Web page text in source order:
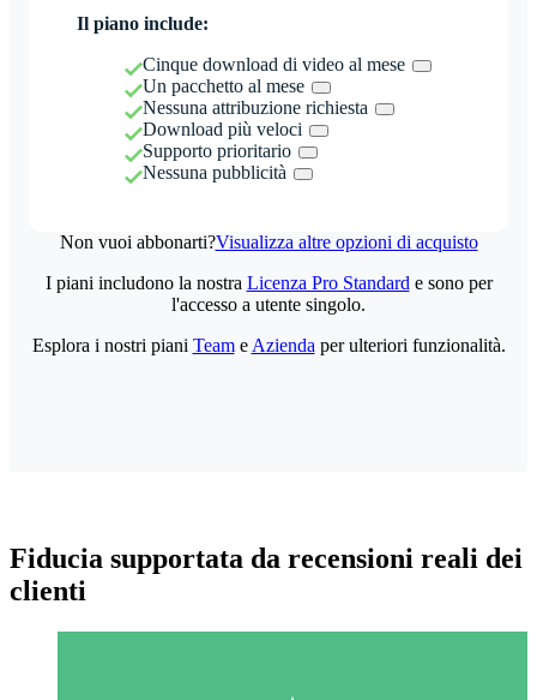
Il piano include:
Cinque download di video al mese
Un pacchetto al mese
Nessuna attribuzione richiesta
Download più veloci
Supporto prioritario
Nessuna pubblicità
Non vuoi abbonarti?Visualizza altre opzioni di acquisto
I piani includono la nostra Licenza Pro Standard e sono per
l'accesso a utente singolo.
Esplora i nostri piani Teame Azienda per ulteriori funzionalità.
Fiducia supportata da recensioni reali dei
clienti